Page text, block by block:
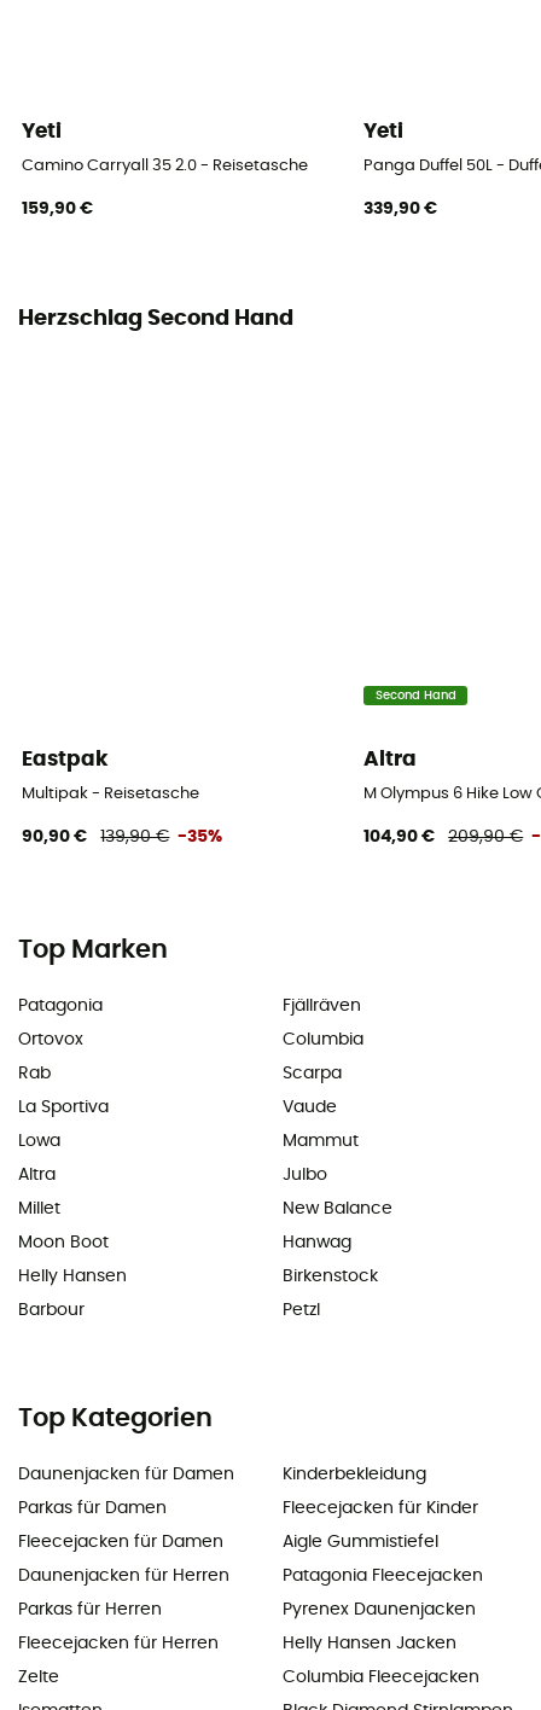
Yeti
Camino Carryall 35 2.0 - Reisetasche
159,90 €
Yeti
Panga Duffel 50L -
339,90 €
Herzschlag Second Hand
Eastpak
Multipak - Reisetasche
90,90 € 139,90 € -35%
Second Hand
Altra
M Olympus 6 Hike
104,90 € 209,90 € -
Top Marken
Patagonia
Ortovox
Rab
La Sportiva
Lowa
Altra
Millet
Moon Boot
Helly Hansen
Barbour
Fjällräven
Columbia
Scarpa
Vaude
Mammut
Julbo
New Balance
Hanwag
Birkenstock
Petzl
Top Kategorien
Daunenjacken für Damen
Parkas für Damen
Fleecejacken für Damen
Daunenjacken für Herren
Parkas für Herren
Fleecejacken für Herren
Zelte
Kinderbekleidung
Fleecejacken für Kinder
Aigle Gummistiefel
Patagonia Fleecejacken
Pyrenex Daunenjacken
Helly Hansen Jacken
Columbia Fleecejacken